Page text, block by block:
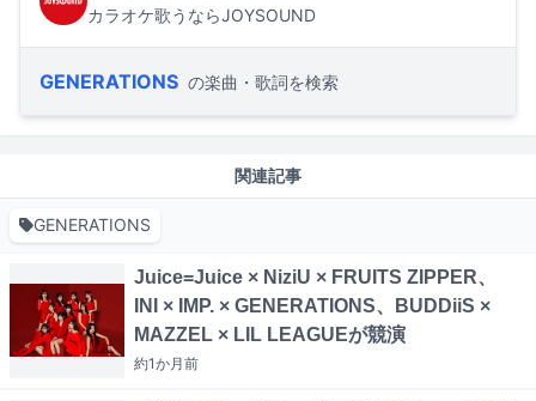
カラオケ歌うならJOYSOUND
GENERATIONS の楽曲・歌詞を検索
関連記事
GENERATIONS
Juice=Juice × NiziU × FRUITS ZIPPER、
INI × IMP. × GENERATIONS、BUDDiiS ×
MAZZEL × LIL LEAGUEが競演
約1か月前